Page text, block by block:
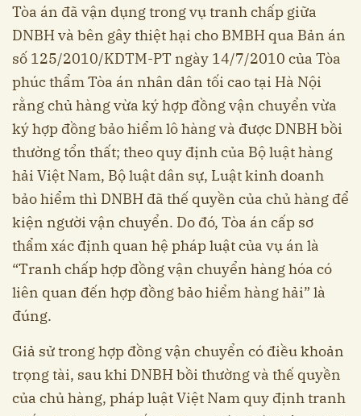
Tòa án đã vận dụng trong vụ tranh chấp giữa
DNBH và bên gây thiệt hại cho BMBH qua Bản án
số 125/2010/KDTM-PT ngày 14/7/2010 của Tòa
phúc thẩm Tòa án nhân dân tối cao tại Hà Nội
rằng chủ hàng vừa ký hợp đồng vận chuyển vừa
ký hợp đồng bảo hiểm lô hàng và được DNBH bồi
thường tổn thất; theo quy định của Bộ luật hàng
hải Việt Nam, Bộ luật dân sự, Luật kinh doanh
bảo hiểm thì DNBH đã thế quyền của chủ hàng để
kiện người vận chuyển. Do đó, Tòa án cấp sơ
thẩm xác định quan hệ pháp luật của vụ án là
“Tranh chấp hợp đồng vận chuyển hàng hóa có
liên quan đến hợp đồng bảo hiểm hàng hải” là
đúng.
Giả sử trong hợp đồng vận chuyển có điều khoản
trọng tài, sau khi DNBH bồi thường và thế quyền
của chủ hàng, pháp luật Việt Nam quy định tranh